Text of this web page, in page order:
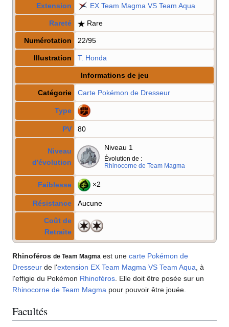
Extension EX Team Magma VS Team Aqua
Rareté Rare
Numérotation 22/95
Illustration T. Honda
Informations de jeu
Catégorie Carte Pokémon de Dresseur
Type
PV 80
Niveau
d'évolution
Niveau 1
Évolution de :
Rhinocorne de Team Magma
Faiblesse ×2
Résistance Aucune
Coût de
Retraite
Rhinoféros de Team Magma est une carte Pokémon de
Dresseur de l'extension EX Team Magma VS Team Aqua , à
l'effigie du Pokémon Rhinoféros . Elle doit être posée sur un
Rhinocorne de Team Magma pour pouvoir être jouée.
Facultés